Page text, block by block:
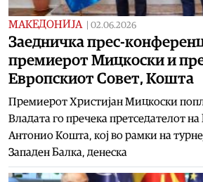
МАКЕДОНИЈА 02.06.2026
Заедничка прес-
премиерот Мицкоски и
Европскиот Совет, Кошта
Премиерот Христијан Мицкоски
Владата го пречека претседателот на
Антонио Кошта, кој во рамки на
Западен Балка, денеска